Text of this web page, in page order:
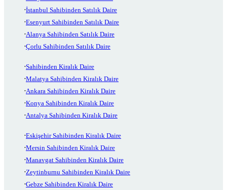
İstanbul Sahibinden Satılık Daire
Esenyurt Sahibinden Satılık Daire
Alanya Sahibinden Satılık Daire
Çorlu Sahibinden Satılık Daire
Sahibinden Kiralık Daire
Malatya Sahibinden Kiralık Daire
Ankara Sahibinden Kiralık Daire
Konya Sahibinden Kiralık Daire
Antalya Sahibinden Kiralık Daire
Eskişehir Sahibinden Kiralık Daire
Mersin Sahibinden Kiralık Daire
Manavgat Sahibinden Kiralık Daire
Zeytinburnu Sahibinden Kiralık Daire
Gebze Sahibinden Kiralık Daire